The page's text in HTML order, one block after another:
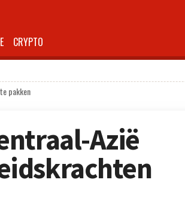
CRYPTO
pakken
Azië